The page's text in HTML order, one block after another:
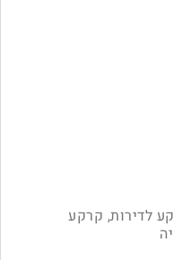
לדירות, קרקע